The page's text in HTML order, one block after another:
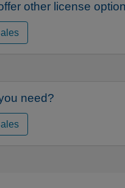
other license
need?